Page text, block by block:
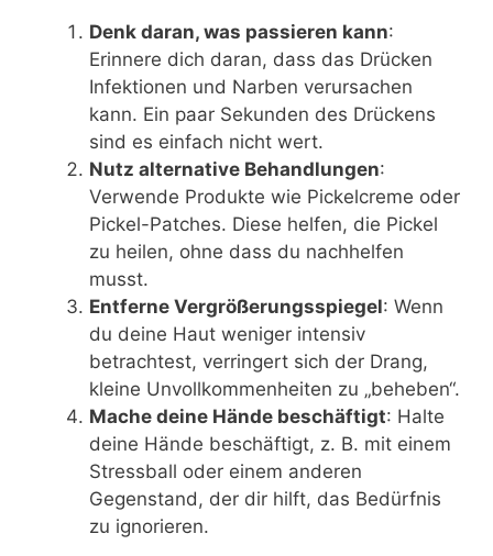
Denk daran, was passieren kann:
Erinnere dich daran, dass das Drücken
Infektionen und Narben verursachen
kann. Ein paar Sekunden des Drückens
sind es einfach nicht wert.
Nutz alternative Behandlungen:
Verwende Produkte wie Pickelcreme oder
Pickel-Patches. Diese helfen, die Pickel
zu heilen, ohne dass du nachhelfen
musst.
Entferne Vergrößerungsspiegel: Wenn
du deine Haut weniger intensiv
betrachtest, verringert sich der Drang,
kleine Unvollkommenheiten zu „beheben“.
Mache deine Hände beschäftigt: Halte
deine Hände beschäftigt, z. B. mit einem
Stressball oder einem anderen
Gegenstand, der dir hilft, das Bedürfnis
zu ignorieren.